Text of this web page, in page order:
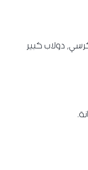
كرسي، دولاب كبير